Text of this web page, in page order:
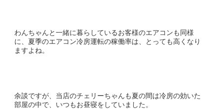
わんちゃんと一緒に暮らしているお客様のエアコンも同様
に、夏季のエアコン冷房運転の稼働率は、とっても高くなり
ますよね。
余談ですが、当店のチェリーちゃんも夏の間は冷房の効いた
部屋の中で、いつもお昼寝をしていました。